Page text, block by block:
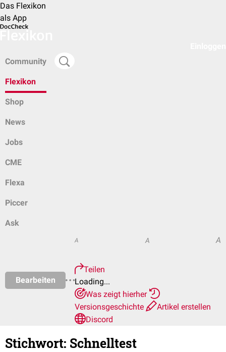
Das Flexikon
als App
Community
Flexikon
Shop
News
Jobs
CME
Flexa
Piccer
Ask
Bearbeiten
A A A
Teilen
Loading...
Was zeigt hierher
Versionsgeschichte
Artikel erstellen
Discord
Stichwort: Schnelltest